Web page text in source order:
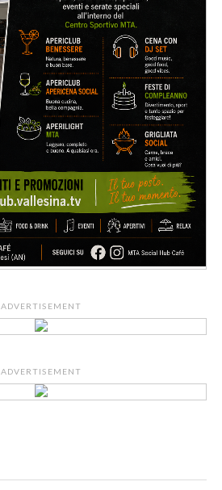
ADVERTISEMENT
ADVERTISEMENT